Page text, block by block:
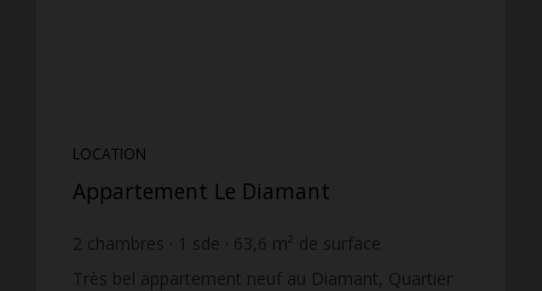
LOCATION
Appartement Le Diamant
2 chambres 1 sde 63,6 m² de surface
15,14 €
prix / m²
Très bel appartement neuf au Diamant, Quartier